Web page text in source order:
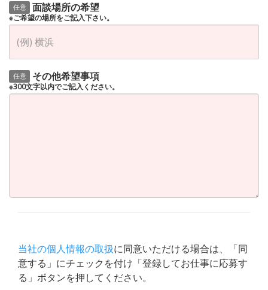
任意 面談場所の希望
※ご希望の場所をご記入下さい。
任意 その他希望事項
※300文字以内でご記入ください。
当社の個人情報の取扱に同意いただける場合は、「同
意する」にチェックを付け「登録してお仕事に応募す
る」ボタンを押してください。